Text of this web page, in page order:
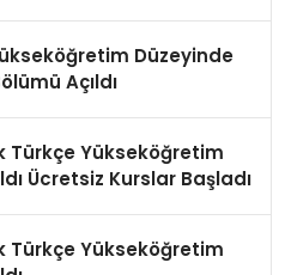
Düzeyinde
Açıldı
Türkçe Yükseköğretim
Ücretsiz Kurslar Başladı
Türkçe Yükseköğretim